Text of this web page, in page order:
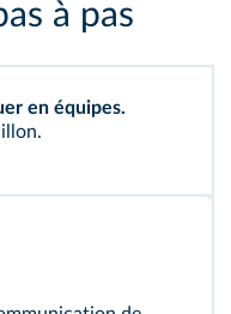
à pas
en équipes.